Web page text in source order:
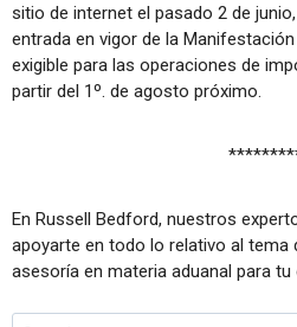
sitio de internet el pasado 2 de
entrada en vigor de la
exigible para las operaciones de
partir del 1º. de agosto próximo.
En Russell Bedford, nuestros
apoyarte en todo lo relativo al tema
asesoría en materia aduanal para tu